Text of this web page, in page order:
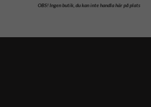
OBS!Ingen butik, du kan inte handla här på plats